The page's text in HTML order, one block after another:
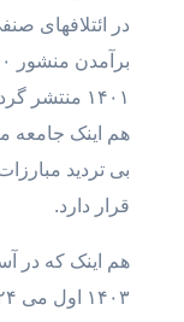
در ائتلافهای
۱۴۰۱
هم اینک جامعه
بی تردید
قرار دارد.